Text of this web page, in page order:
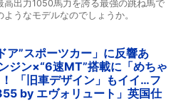
高出力1050馬力を誇る最強の跳ね馬で
うなモデルなのでしょうか。
”スポーツカー」に反響あ
ジン×“6速MT”搭載に「めちゃ
「旧車デザイン」もイイ…フ
by エヴォリュート」英国仕